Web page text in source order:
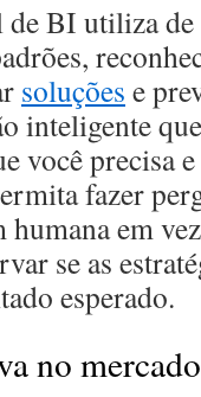
de BI utiliza
soluções e
inteligente
você precisa
fazer
em
se as
esperado.
no mercado